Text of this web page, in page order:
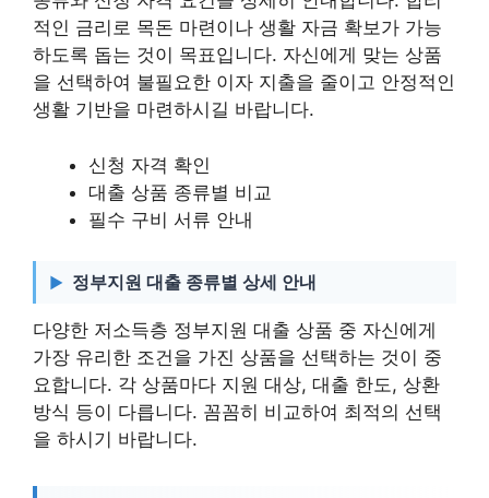
적인 금리로 목돈 마련이나 생활 자금 확보가 가능
하도록 돕는 것이 목표입니다. 자신에게 맞는 상품
을 선택하여 불필요한 이자 지출을 줄이고 안정적인
생활 기반을 마련하시길 바랍니다.
신청 자격 확인
대출 상품 종류별 비교
필수 구비 서류 안내
정부지원 대출 종류별 상세 안내
다양한 저소득층 정부지원 대출 상품 중 자신에게
가장 유리한 조건을 가진 상품을 선택하는 것이 중
요합니다. 각 상품마다 지원 대상, 대출 한도, 상환
방식 등이 다릅니다. 꼼꼼히 비교하여 최적의 선택
을 하시기 바랍니다.